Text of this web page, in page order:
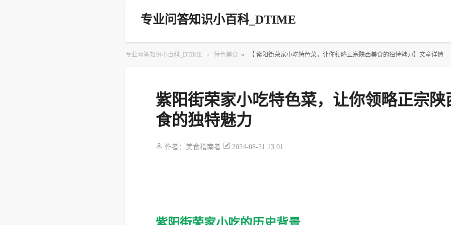
专业问答知识小百科_DTIME
专业问答知识小百科_DTIME» 特色美食 » 【 紫阳街荣家小吃特色菜，让你领略正宗陕西美食的独特魅力】文章详情
紫阳街荣家小吃特色菜，让你领略正宗陕
食的独特魅力
作者： 美食指南者 2024-08-21 13:01